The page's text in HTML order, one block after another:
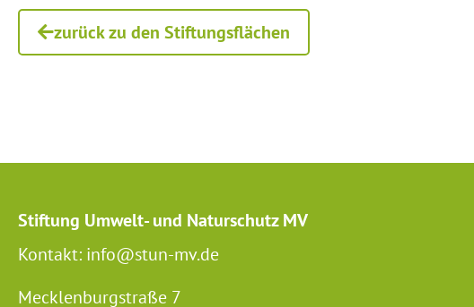
zurück zu den Stiftungsflächen
Stiftung Umwelt- und Naturschutz MV
Kontakt: info@stun-mv.de
Mecklenburgstraße 7